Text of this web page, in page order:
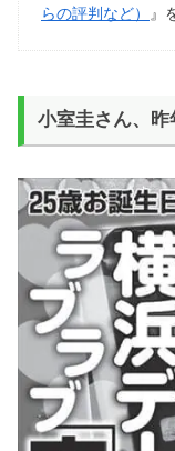
らの評判など）
』
小室圭さん、昨